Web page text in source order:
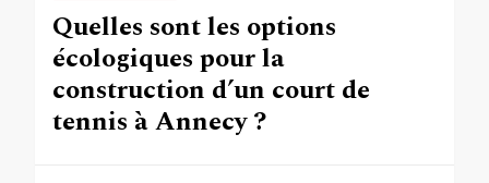
Quelles sont les options
écologiques pour la
construction d’un court de
tennis à Annecy ?